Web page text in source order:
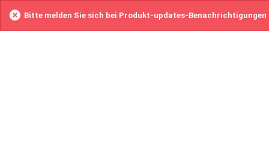
Bitte melden Sie sich bei Produkt-updates-Benachrichtigungen